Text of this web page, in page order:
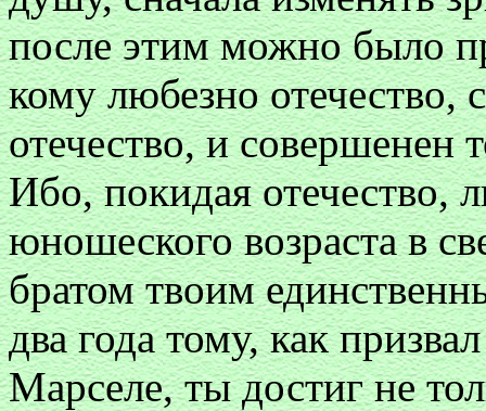
после этим можно было
кому любезно отечество,
отечество, и
Ибо, покидая отечество,
юношеского возраста в
братом твоим
два года тому, как
Марселе, ты достиг не